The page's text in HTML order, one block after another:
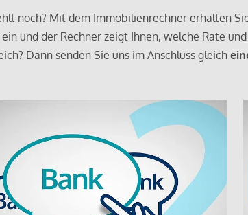
noch? Mit dem Immobilienrechner erhalten
und der Rechner zeigt Ihnen, welche Rate
Dann senden Sie uns im Anschluss gleich